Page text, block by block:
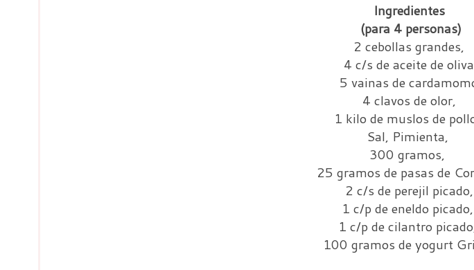
Ingredientes
(para 4 personas)
2 cebollas grandes,
4 c/s de aceite de
5 vainas de
4 clavos de olor,
1 kilo de muslos de
Sal, Pimienta,
300 gramos,
25 gramos de pasas de
2 c/s de perejil picado,
1 c/p de eneldo picado,
1 c/p de cilantro
100 gramos de yogurt